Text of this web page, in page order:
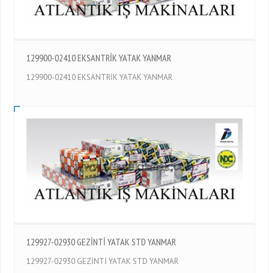
129900-02410 EKSANTRİK YATAK YANMAR
129900-02410 EKSANTRİK YATAK YANMAR
129927-02930 GEZİNTİ YATAK STD YANMAR
129927-02930 GEZİNTİ YATAK STD YANMAR